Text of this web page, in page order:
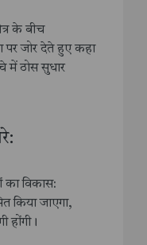
के बीच
जोर देते हुए कहा
में ठोस सुधार
का विकास:
किया जाएगा,
होंगी।